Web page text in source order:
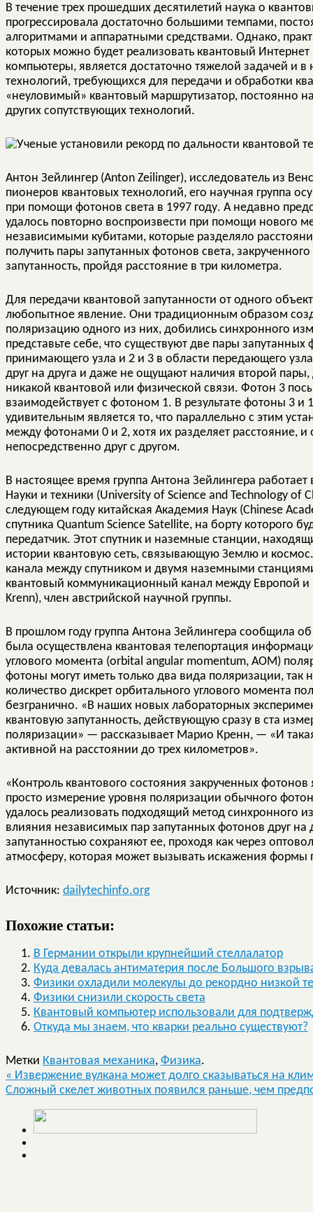
В течение трех прошедших десятилетий наука о
прогрессировала достаточно большими темпами,
алгоритмами и аппаратными средствами. Однако,
которых можно будет реализовать квантовый
компьютеры, является достаточно тяжелой задачей и
технологий, требующихся для передачи и обработки
«неуловимый» квантовый маршрутизатор, постоянно
других сопутствующих технологий.
Антон Зейлингер (Anton Zeilinger), исследователь из
пионеров квантовых технологий, его научная группа
при помощи фотонов света в 1997 году. А недавно
удалось повторно воспроизвести при помощи нового
независимыми кубитами, которые разделяло
получить пары запутанных фотонов света,
запутанность, пройдя расстояние в три километра.
Для передачи квантовой запутанности от одного
любопытное явление. Они традиционным образом
поляризацию одного из них, добились синхронного
представьте себе, что существуют две пары
принимающего узла и 2 и 3 в области передающего
друг на друга и даже не ощущают наличия второй
никакой квантовой или физической связи. Фотон 3
взаимодействует с фотоном 1. В результате фотоны 3
удивительным является то, что параллельно с этим
между фотонами 0 и 2, хотя их разделяет расстояние,
непосредственно друг с другом.
В настоящее время группа Антона Зейлингера
Науки и техники (University of Science and Technology of
следующем году китайская Академия Наук (Chinese
спутника Quantum Science Satellite, на борту которого
передатчик. Этот спутник и наземные станции,
истории квантовую сеть, связывающую Землю и
канала между спутником и двумя наземными
квантовый коммуникационный канал между Европой
Krenn), член австрийской научной группы.
В прошлом году группа Антона Зейлингера сообщила
была осуществлена квантовая телепортация
углового момента (orbital angular momentum, AOM)
фотоны могут иметь только два вида поляризации,
количество дискрет орбитального углового момента
безгранично. «В наших новых лабораторных
квантовую запутанность, действующую сразу в ста
поляризации» — рассказывает Марио Кренн, — «И
активной на расстоянии до трех километров».
«Контроль квантового состояния закрученных
просто измерение уровня поляризации обычного
удалось реализовать подходящий метод синхронного
влияния независимых пар запутанных фотонов друг на
запутанностью сохраняют ее, проходя как через
атмосферу, которая может вызывать искажения формы
Источник: dailytechinfo.org
Похожие статьи:
В Германии открыли крупнейший стеллалатор
Куда девалась антиматерия после Большого
Физики охладили молекулы до рекордно низкой
Физики снизили скорость света
Квантовый компьютер использовали для
Откуда мы знаем, что кварки реально существуют?
Метки Квантовая механика, Физика.
« Извержение вулкана может долго сказываться на
Сложный скелет животных появился раньше, чем